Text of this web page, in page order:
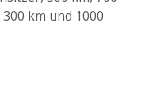
km und 1000